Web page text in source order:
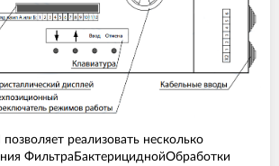
реализовать несколько
ФильтраБактерициднойОбработки